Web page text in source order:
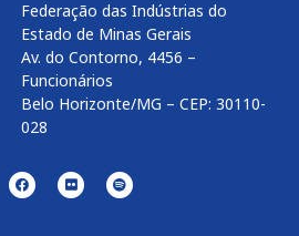
Federação das Indústrias do
Estado de Minas Gerais
Av. do Contorno, 4456 –
Funcionários
Belo Horizonte/MG – CEP: 30110-
028